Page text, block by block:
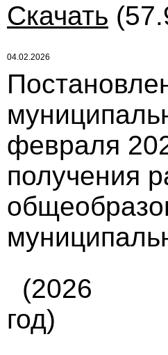
Скачать
04.02.2026
февраля
получения
(2026
год)